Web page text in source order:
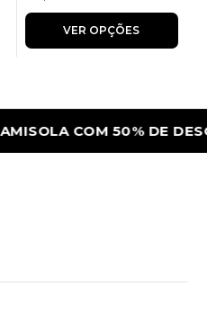
VER OPÇÕES
COM 50% DE